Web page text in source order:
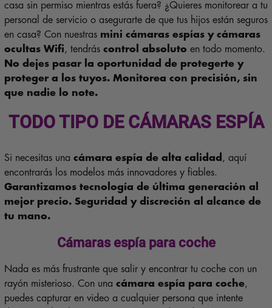
casa sin permiso mientras estás fuera? ¿Quieres monitorear a tu
personal de servicio o asegurarte de que tus hijos están seguros
en casa? Con nuestras mini cámaras espías y cámaras
ocultas Wifi, tendrás control absoluto en todo momento.
No dejes pasar la oportunidad de protegerte y
proteger a los tuyos. Monitorea con precisión, sin
que nadie lo note.
TODO TIPO DE CÁMARAS ESPÍA
Si necesitas una cámara espía de alta calidad , aquí
encontrarás los modelos más innovadores y fiables.
Garantizamos tecnología de última generación al
mejor precio. Seguridad y discreción al alcance de
tu mano.
Cámaras espía para coche
Nada es más frustrante que salir y encontrar tu coche con un
rayón misterioso. Con una cámara espía para coche,
puedes capturar en video a cualquier persona que intente